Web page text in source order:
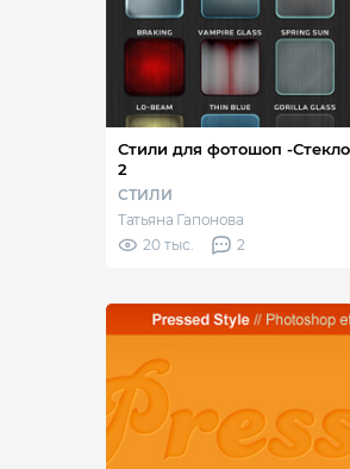
Стили для фотошоп -
2
СТИЛИ
Татьяна Гапонова
20 тыс.
2